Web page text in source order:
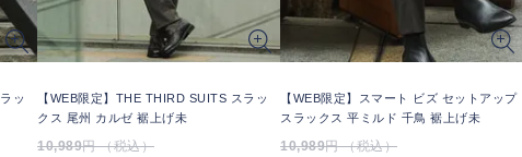
ッ
【WEB限定】THE THIRD SUITS スラッ
クス 尾州 カルゼ 裾上げ未
10,989円 （税込）
【WEB限定】スマート ビズ セットアップ
スラックス 平ミルド 千鳥 裾上げ未
10,989円 （税込）